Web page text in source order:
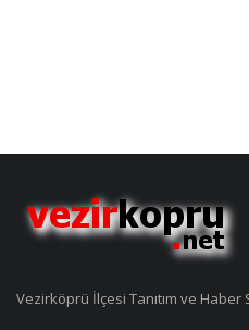
Vezirköprü İlçesi Tanıtım ve Haber